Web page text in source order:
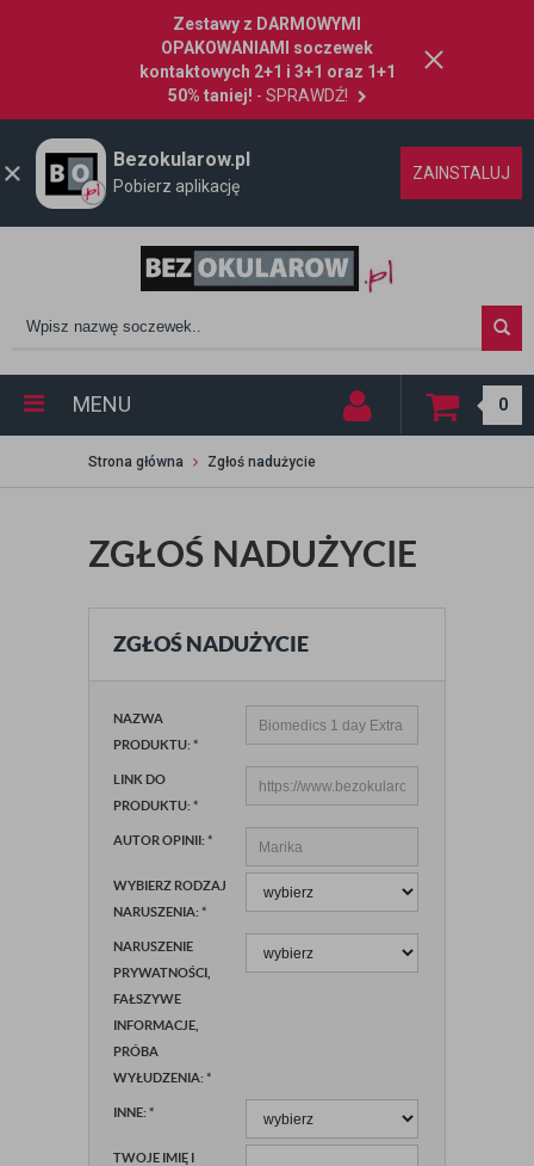
Zestawy z DARMOWYMI
OPAKOWANIAMI soczewek
kontaktowych 2+1 i 3+1 oraz 1+1
50% taniej! - SPRAWDŹ!
Bezokularow.pl
Pobierz aplikację
ZAINSTALUJ
MENU 0
Strona główna Zgłoś nadużycie
ZGŁOŚ NADUŻYCIE
ZGŁOŚ NADUŻYCIE
NAZWA
PRODUKTU: *
LINK DO
PRODUKTU: *
AUTOR OPINII: *
WYBIERZ RODZAJ
NARUSZENIA: *
NARUSZENIE
PRYWATNOŚCI,
FAŁSZYWE
INFORMACJE,
PRÓBA
WYŁUDZENIA: *
INNE: *
TWOJE IMIĘ I